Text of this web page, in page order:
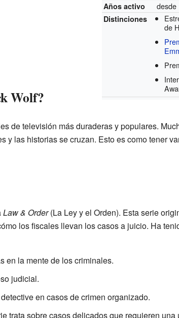
Años activo desde
Distinciones
de
Wolf?
de televisión más duraderas y populares.
y las historias se cruzan. Esto es como tener
Law & Order(La Ley y el Orden). Esta serie
los fiscales llevan los casos a juicio. Ha
en la mente de los criminales.
judicial.
en casos de crimen organizado.
trata sobre casos delicados que requieren una